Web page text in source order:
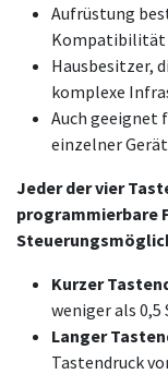
Aufrüstung
Kompatibilität
Hausbesitzer,
komplexe
Auch geeignet
einzelner
Jeder der vier
programmierbare
Kurzer
weniger als 0,5
Langer
Tastendruck